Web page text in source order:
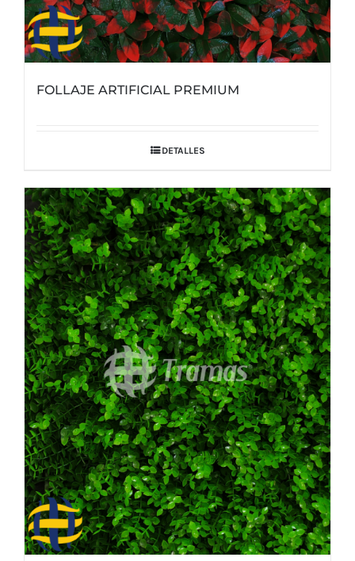
FOLLAJE ARTIFICIAL PREMIUM
DETALLES